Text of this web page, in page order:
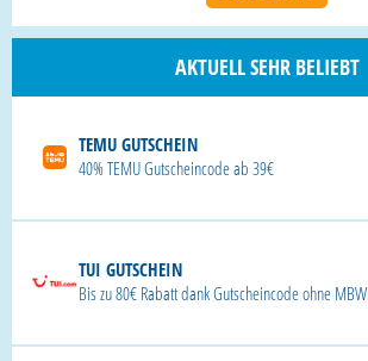
AKTUELL SEHR BELIEBT
TEMU GUTSCHEIN
40% TEMU Gutscheincode ab 39€
TUI GUTSCHEIN
Bis zu 80€ Rabatt dank Gutscheincode ohne MBW